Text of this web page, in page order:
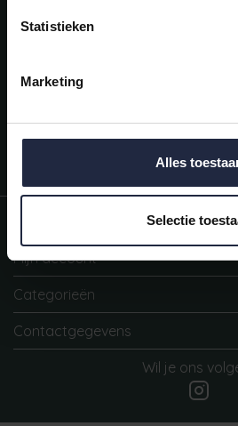
Statistieken
Marketing
Alles
Selectie
Mijn account
Snel regelen in je account. Volg
Vragen?
We helpen je graag. Neem
Mijn account
Categorieën
Contactgegevens
Wil je ons